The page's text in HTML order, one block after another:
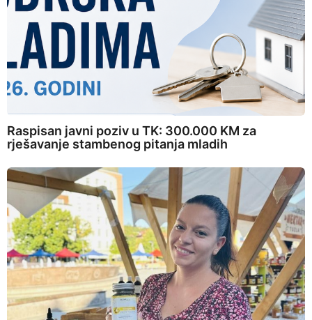
Raspisan javni poziv u TK: 300.000 KM za
rješavanje stambenog pitanja mladih